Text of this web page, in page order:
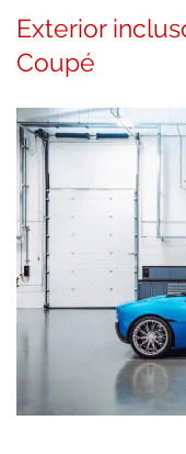
Exterior
Coupé